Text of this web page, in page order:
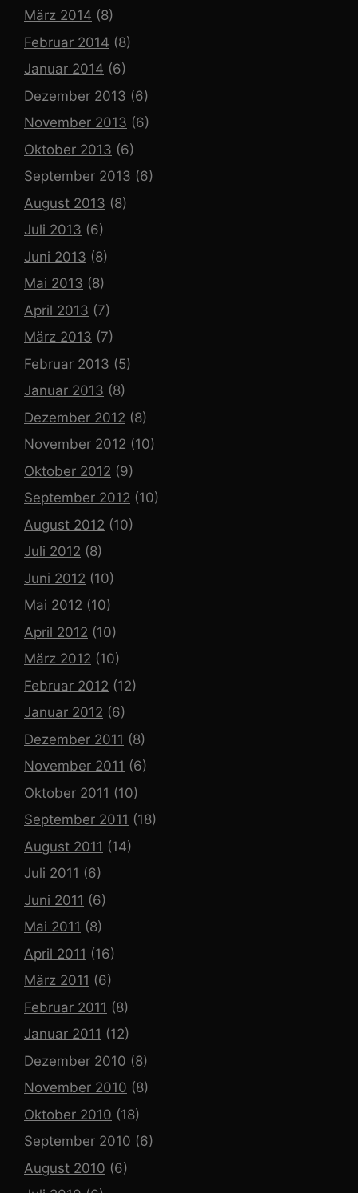
März 2014 (8)
Februar 2014 (8)
Januar 2014 (6)
Dezember 2013 (6)
November 2013 (6)
Oktober 2013 (6)
September 2013 (6)
August 2013 (8)
Juli 2013 (6)
Juni 2013 (8)
Mai 2013 (8)
April 2013 (7)
März 2013 (7)
Februar 2013 (5)
Januar 2013 (8)
Dezember 2012 (8)
November 2012 (10)
Oktober 2012 (9)
September 2012 (10)
August 2012 (10)
Juli 2012 (8)
Juni 2012 (10)
Mai 2012 (10)
April 2012 (10)
März 2012 (10)
Februar 2012 (12)
Januar 2012 (6)
Dezember 2011 (8)
November 2011 (6)
Oktober 2011 (10)
September 2011 (18)
August 2011 (14)
Juli 2011 (6)
Juni 2011 (6)
Mai 2011 (8)
April 2011 (16)
März 2011 (6)
Februar 2011 (8)
Januar 2011 (12)
Dezember 2010 (8)
November 2010 (8)
Oktober 2010 (18)
September 2010 (6)
August 2010 (6)